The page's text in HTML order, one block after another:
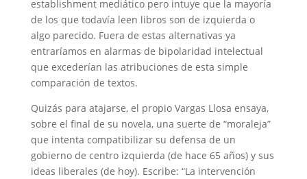
establishment mediático pero intuye que la mayoría
de los que todavía leen libros son de izquierda o
algo parecido. Fuera de estas alternativas ya
entraríamos en alarmas de bipolaridad intelectual
que excederían las atribuciones de esta simple
comparación de textos.
Quizás para atajarse, el propio Vargas Llosa ensaya,
sobre el final de su novela, una suerte de “moraleja”
que intenta compatibilizar su defensa de un
gobierno de centro izquierda (de hace 65 años) y sus
ideas liberales (de hoy). Escribe: “La intervención